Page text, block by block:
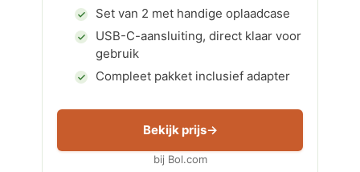
Set van 2 met handige oplaadcase
USB-C-aansluiting, direct klaar voor
gebruik
Compleet pakket inclusief adapter
Bekijk prijs
bij Bol.com